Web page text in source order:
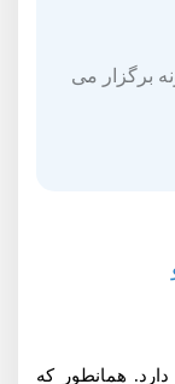
برگزار می
همانطور که